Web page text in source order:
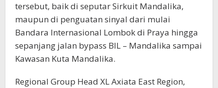
tersebut, baik di seputar Sirkuit Mandalika,
maupun di penguatan sinyal dari mulai
Bandara Internasional Lombok di Praya hingga
sepanjang jalan bypass BIL – Mandalika sampai
Kawasan Kuta Mandalika.
Regional Group Head XL Axiata East Region,